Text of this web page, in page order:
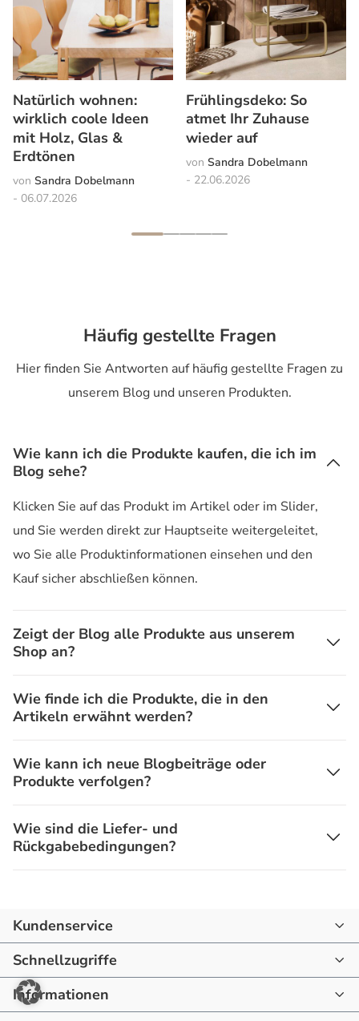
Natürlich wohnen:
wirklich coole Ideen
mit Holz, Glas &
Erdtönen
Sandra Dobelmann
06.07.2026
Frühlingsdeko: So
atmet Ihr Zuhause
wieder auf
Sandra Dobelmann
22.06.2026
Häufig gestellte Fragen
Hier finden Sie Antworten auf häufig gestellte Fragen zu
unserem Blog und unseren Produkten.
Wie kann ich die Produkte kaufen, die ich im
Blog sehe?
Klicken Sie auf das Produkt im Artikel oder im Slider,
und Sie werden direkt zur Hauptseite weitergeleitet,
wo Sie alle Produktinformationen einsehen und den
Kauf sicher abschließen können.
Zeigt der Blog alle Produkte aus unserem
Shop an?
Wie finde ich die Produkte, die in den
Artikeln erwähnt werden?
Wie kann ich neue Blogbeiträge oder
Produkte verfolgen?
Wie sind die Liefer- und
Rückgabebedingungen?
Kundenservice
07144 - 866190
mail@raum-blick.de
Montag - Freitag
Schnellzugriffe
Startseite
Informationen